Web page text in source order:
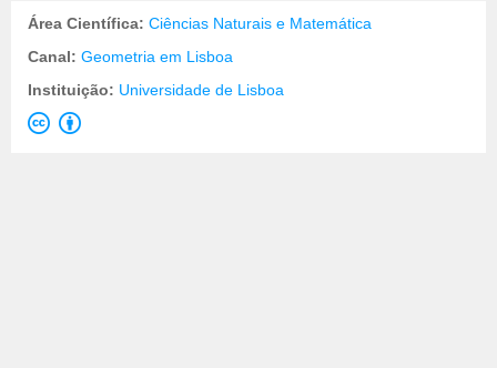
Área Científica: Ciências Naturais e Matemática
Canal: Geometria em Lisboa
Instituição: Universidade de Lisboa